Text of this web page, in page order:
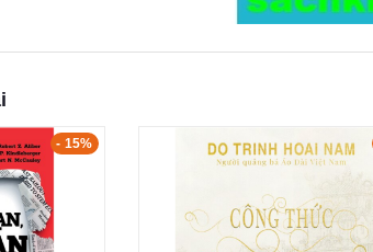
- 15%